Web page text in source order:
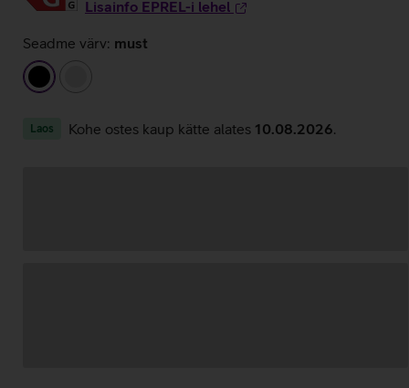
Lisainfo EPREL-i lehel
Seadme värv: must
must
Laos Kohe ostes kaup kätte alates 10.08.2026